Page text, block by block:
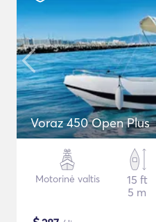
Voraz 450 Open Plus
Motorinė valtis
15 ft
5 m